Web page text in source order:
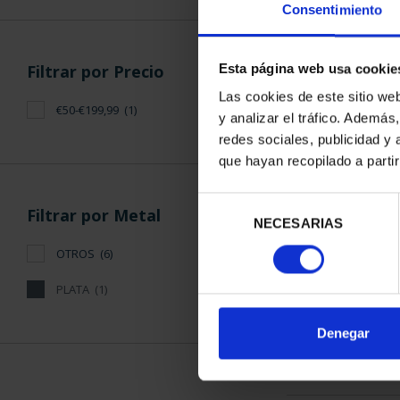
Consentimiento
Esta página web usa
Las cookies de este sitio
y analizar el tráfico.
redes sociales, publicidad y
que hayan recopilado a
consentimiento
NECESARIAS
Denegar
Filtrar por Precio
€50-€199,99 (1)
Filtrar por Metal
OTROS (6)
PLATA (1)
ORDENAR POR: